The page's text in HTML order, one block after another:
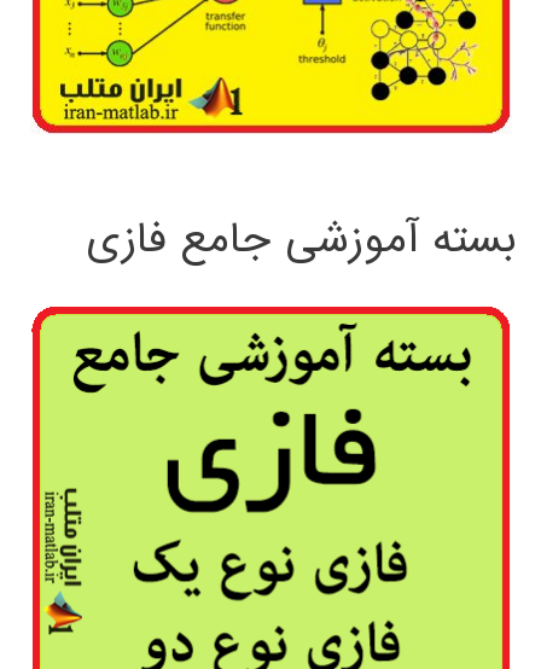
بسته آموزشی جامع فازی